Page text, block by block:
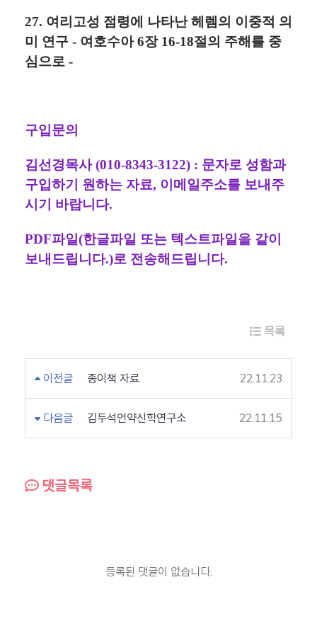
27. 여리고성 점령에 나타난 헤렘의 이중적 의
미 연구 - 여호수아 6장 16-18절의 주해를 중
심으로 -
구입문의
김선경목사 (010-8343-3122) : 문자로 성함과
구입하기 원하는 자료, 이메일주소를 보내주
시기 바랍니다.
PDF파일(한글파일 또는 텍스트파일을 같이
보내드립니다.)로 전송해드립니다.
목록
이전글 종이책 자료 22.11.23
다음글 김두석언약신학연구소 22.11.15
댓글목록
등록된 댓글이 없습니다.